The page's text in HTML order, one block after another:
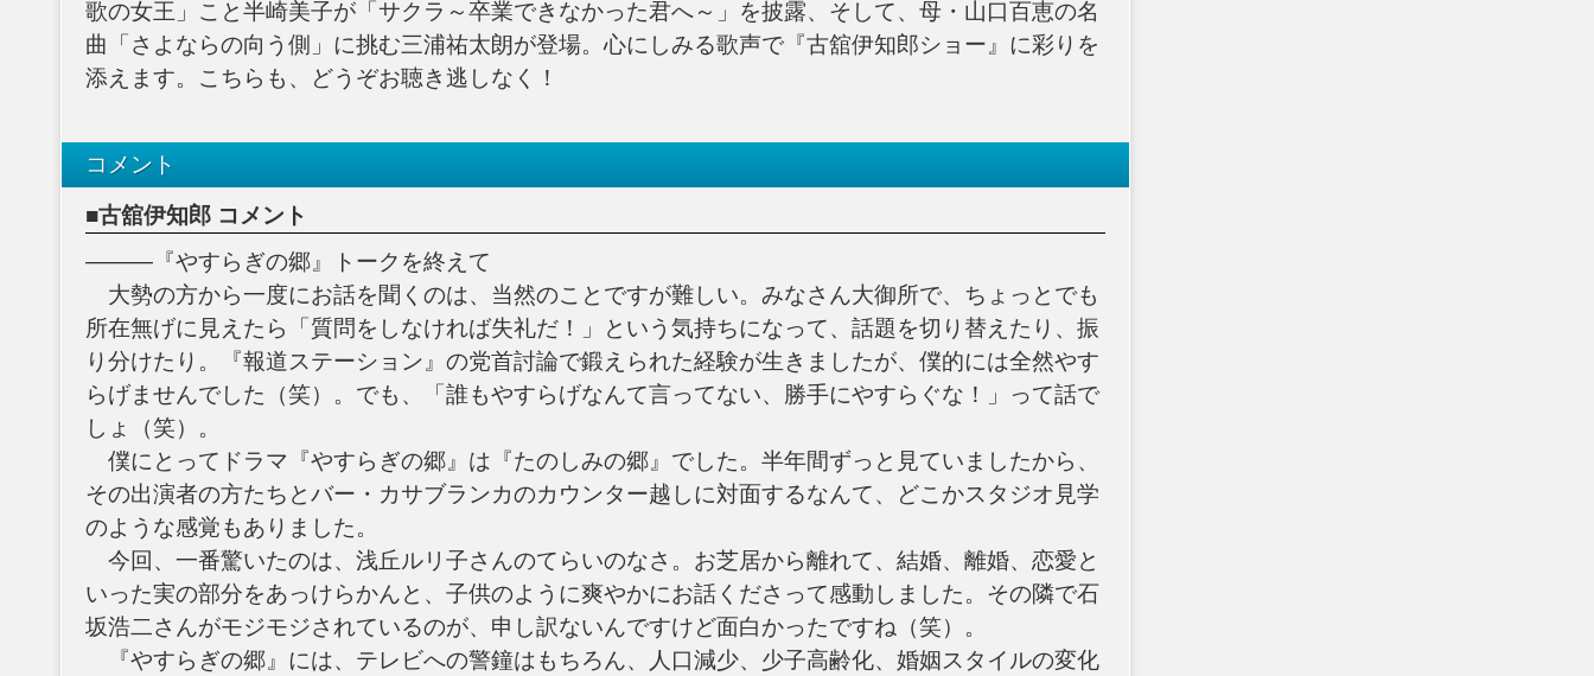
歌の女王」こと半崎美子が「サクラ～卒業できなかった君へ～」を披露、そして、母・山口百恵の名
曲「さよならの向う側」に挑む三浦祐太朗が登場。心にしみる歌声で『古舘伊知郎ショー』に彩りを
添えます。こちらも、どうぞお聴き逃しなく！
コメント
■古舘伊知郎 コメント
―――『やすらぎの郷』トークを終えて
大勢の方から一度にお話を聞くのは、当然のことですが難しい。みなさん大御所で、ちょっとでも
所在無げに見えたら「質問をしなければ失礼だ！」という気持ちになって、話題を切り替えたり、振
り分けたり。『報道ステーション』の党首討論で鍛えられた経験が生きましたが、僕的には全然やす
らげませんでした（笑）。でも、「誰もやすらげなんて言ってない、勝手にやすらぐな！」って話で
しょ（笑）。
僕にとってドラマ『やすらぎの郷』は『たのしみの郷』でした。半年間ずっと見ていましたから、
その出演者の方たちとバー・カサブランカのカウンター越しに対面するなんて、どこかスタジオ見学
のような感覚もありました。
今回、一番驚いたのは、浅丘ルリ子さんのてらいのなさ。お芝居から離れて、結婚、離婚、恋愛と
いった実の部分をあっけらかんと、子供のように爽やかにお話くださって感動しました。その隣で石
坂浩二さんがモジモジされているのが、申し訳ないんですけど面白かったですね（笑）。
『やすらぎの郷』には、テレビへの警鐘はもちろん、人口減少、少子高齢化、婚姻スタイルの変化